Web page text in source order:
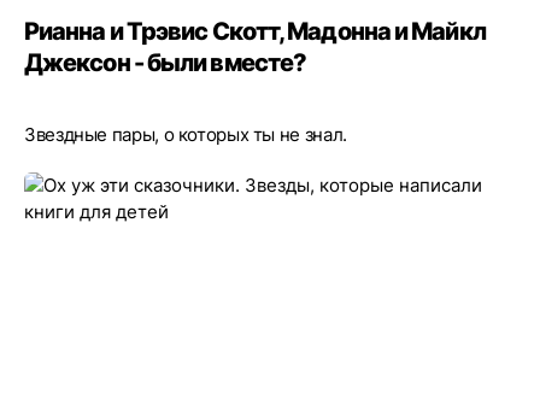
Рианна и Трэвис Скотт, Мадонна и Майкл
Джексон - были вместе?
Звездные пары, о которых ты не знал.